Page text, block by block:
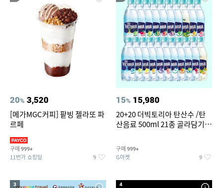
뷔페용기 18 19 여성 청 반바지
창문형 에어컨
20% 3,520
[메가MGC커피] 팥빙 젤라또 파
르페
구매 999+
11번가 쇼킹딜 9
15% 15,980
20+20 더빅토리아 탄산수 /탄
산음료 500ml 21종 골라담기
구매 999+
G마켓 9
3 4